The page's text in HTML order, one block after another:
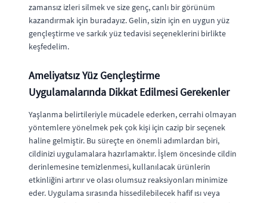
zamansız izleri silmek ve size genç, canlı bir görünüm
kazandırmak için buradayız. Gelin, sizin için en uygun yüz
gençleştirme ve sarkık yüz tedavisi seçeneklerini birlikte
keşfedelim.
Ameliyatsız Yüz Gençleştirme
Uygulamalarında Dikkat Edilmesi Gerekenler
Yaşlanma belirtileriyle mücadele ederken, cerrahi olmayan
yöntemlere yönelmek pek çok kişi için cazip bir seçenek
haline gelmiştir. Bu süreçte en önemli adımlardan biri,
cildinizi uygulamalara hazırlamaktır. İşlem öncesinde cildin
derinlemesine temizlenmesi, kullanılacak ürünlerin
etkinliğini artırır ve olası olumsuz reaksiyonları minimize
eder. Uygulama sırasında hissedilebilecek hafif ısı veya